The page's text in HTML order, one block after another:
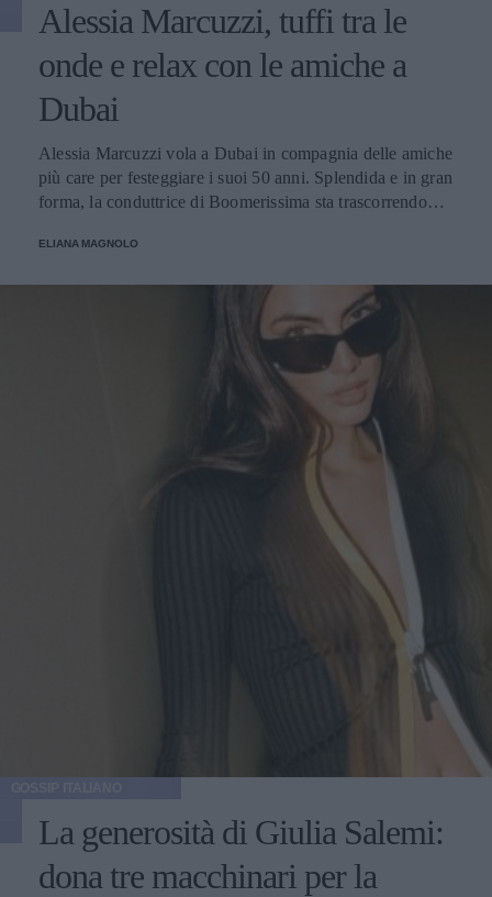
Alessia Marcuzzi, tuffi tra le
onde e relax con le amiche a
Dubai
Alessia Marcuzzi vola a Dubai in compagnia delle amiche
più care per festeggiare i suoi 50 anni. Splendida e in gran
forma, la conduttrice di Boomerissima sta trascorrendo
rilassanti e cene nei ristoranti più chic della città!
ELIANA MAGNOLO
La generosità di Giulia Salemi:
dona tre macchinari per la